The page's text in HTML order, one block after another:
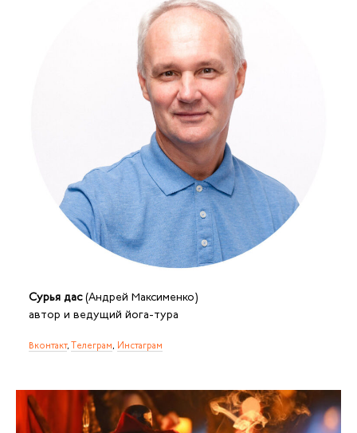
Сурья дас(Андрей Максименко)
автор и ведущий йога-тура
Вконтакт, Телеграм, Инстаграм